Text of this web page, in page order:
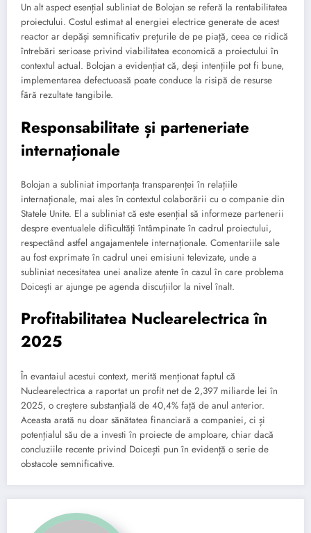
Un alt aspect esențial subliniat de Bolojan se referă la rentabilitatea
proiectului. Costul estimat al energiei electrice generate de acest
reactor ar depăși semnificativ prețurile de pe piață, ceea ce ridică
întrebări serioase privind viabilitatea economică a proiectului în
contextul actual. Bolojan a evidențiat că, deși intențiile pot fi bune,
implementarea defectuoasă poate conduce la risipă de resurse
fără rezultate tangibile.
Responsabilitate și parteneriate
internaționale
Bolojan a subliniat importanța transparenței în relațiile
internaționale, mai ales în contextul colaborării cu o companie din
Statele Unite. El a subliniat că este esențial să informeze partenerii
despre eventualele dificultăți întâmpinate în cadrul proiectului,
respectând astfel angajamentele internaționale. Comentariile sale
au fost exprimate în cadrul unei emisiuni televizate, unde a
subliniat necesitatea unei analize atente în cazul în care problema
Doicești ar ajunge pe agenda discuțiilor la nivel înalt.
Profitabilitatea Nuclearelectrica în
2025
În evantaiul acestui context, merită menționat faptul că
Nuclearelectrica a raportat un profit net de 2,397 miliarde lei în
2025, o creștere substanțială de 40,4% față de anul anterior.
Aceasta arată nu doar sănătatea financiară a companiei, ci și
potențialul său de a investi în proiecte de amploare, chiar dacă
concluziile recente privind Doicești pun în evidență o serie de
obstacole semnificative.